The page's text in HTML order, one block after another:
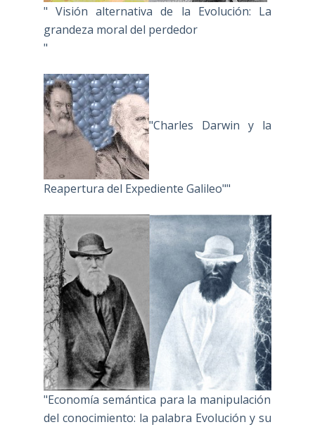
" Visión alternativa de la Evolución: La
grandeza moral del perdedor
"
"Charles Darwin y la
Reapertura del Expediente Galileo""
"Economía semántica para la manipulación
del conocimiento: la palabra Evolución y su